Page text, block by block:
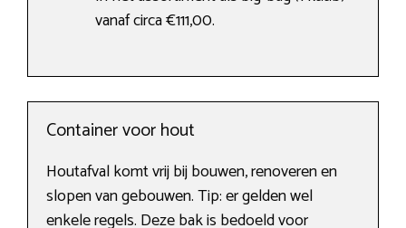
vanaf circa €111,00.
Container voor hout
Houtafval komt vrij bij bouwen, renoveren en
slopen van gebouwen. Tip: er gelden wel
enkele regels. Deze bak is bedoeld voor